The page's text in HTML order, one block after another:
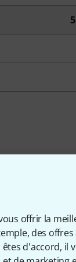
offrir la
des
d'accord,